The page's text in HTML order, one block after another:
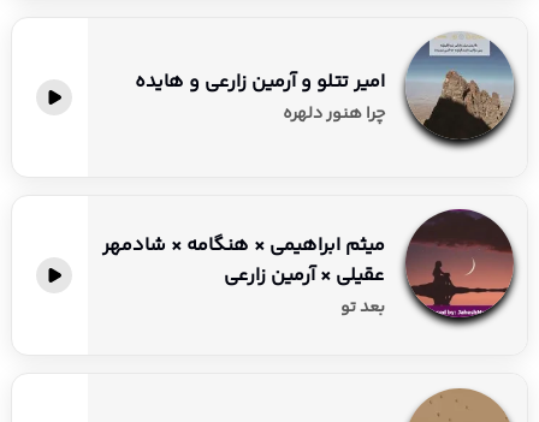
امیر تتلو و آرمین زارعی و هایده
چرا هنور دلهره
میثم ابراهیمی × هنگامه × شادمهر
عقیلی × آرمین زارعی
بعد تو